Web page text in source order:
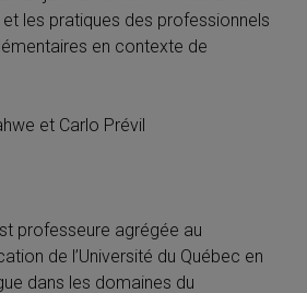
les pratiques des professionnels
en contexte de
et Carlo Prévil
professeure agrégée au
de l’Université du Québec en
dans les domaines du